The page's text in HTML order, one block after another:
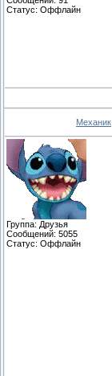
Статус: Оффлайн
Механик
Группа: Друзья
Сообщений: 5055
Статус: Оффлайн